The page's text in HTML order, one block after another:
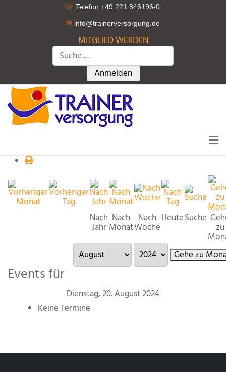
☏ Telefon +49 221 846196-0
✉ info@trainerversorgung.de
MITGLIED WERDEN
Suchen
Type 2 or more characters for
Anmelden
Nach
Jahr
Nach
Monat
Nach
Woche
HeuteSuche
zu
Gehe zu
Events für
Dienstag, 20. August 2024
Keine Termine